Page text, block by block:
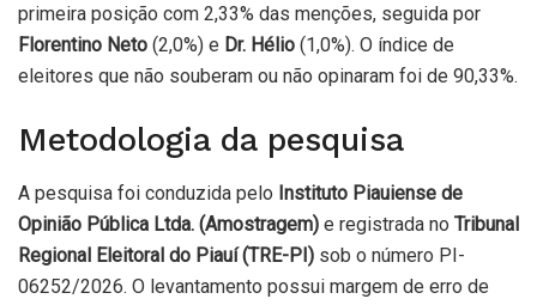
primeira posição com 2,33% das menções, seguida por
Florentino Neto (2,0%) e Dr. Hélio (1,0%). O índice de
eleitores que não souberam ou não opinaram foi de 90,33%.
Metodologia da pesquisa
A pesquisa foi conduzida pelo Instituto Piauiense de
Opinião Pública Ltda. (Amostragem) e registrada no Tribunal
Regional Eleitoral do Piauí (TRE-PI) sob o número PI-
06252/2026. O levantamento possui margem de erro de